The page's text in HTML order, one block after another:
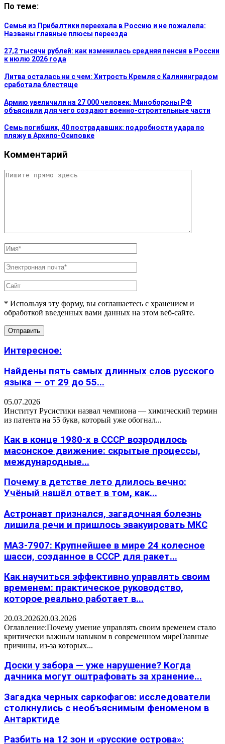
По теме:
Семья из Прибалтики переехала в Россию и не пожалела:
Названы главные плюсы переезда
27,2 тысячи рублей: как изменилась средняя пенсия в России
к июлю 2026 года
Литва осталась ни с чем: Хитрость Кремля с Калининградом
сработала блестяще
Армию увеличили на 27 000 человек: Минобороны РФ
объяснили для чего создают военно-строительные части
Семь погибших, 40 пострадавших: подробности удара по
пляжу в Архипо-Осиповке
Комментарий
* Используя эту форму, вы соглашаетесь с хранением и
обработкой введенных вами данных на этом веб-сайте.
Интересное:
Найдены пять самых длинных слов русского
языка — от 29 до 55...
05.07.2026
Институт Русистики назвал чемпиона — химический термин
из патента на 55 букв, который уже обогнал...
Как в конце 1980-х в СССР возродилось
масонское движение: скрытые процессы,
международные...
Почему в детстве лето длилось вечно:
Учёный нашёл ответ в том, как...
Астронавт признался, загадочная болезнь
лишила речи и пришлось эвакуировать МКС
МАЗ-7907: Крупнейшее в мире 24 колесное
шасси, созданное в СССР для ракет...
Как научиться эффективно управлять своим
временем: практическое руководство,
которое реально работает в...
20.03.202620.03.2026
Оглавление:Почему умение управлять своим временем стало
критически важным навыком в современном миреГлавные
причины, из-за которых...
Доски у забора — уже нарушение? Когда
дачника могут оштрафовать за хранение...
Загадка черных саркофагов: исследователи
столкнулись с необъяснимым феноменом в
Антарктиде
Разбить на 12 зон и «русские острова»: